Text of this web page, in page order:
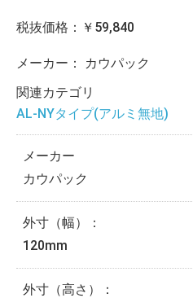
税抜価格：￥59,840
メーカー：
カウパック
関連カテゴリ
AL-NYタイプ(アルミ無地)
メーカー
カウパック
外寸（幅）：
120mm
外寸（高さ）：